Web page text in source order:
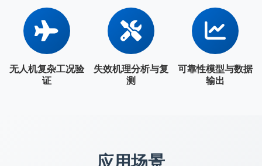
无人机复杂工况验
证
失效机理分析与复
测
可靠性模型与数据
输出
应用场景